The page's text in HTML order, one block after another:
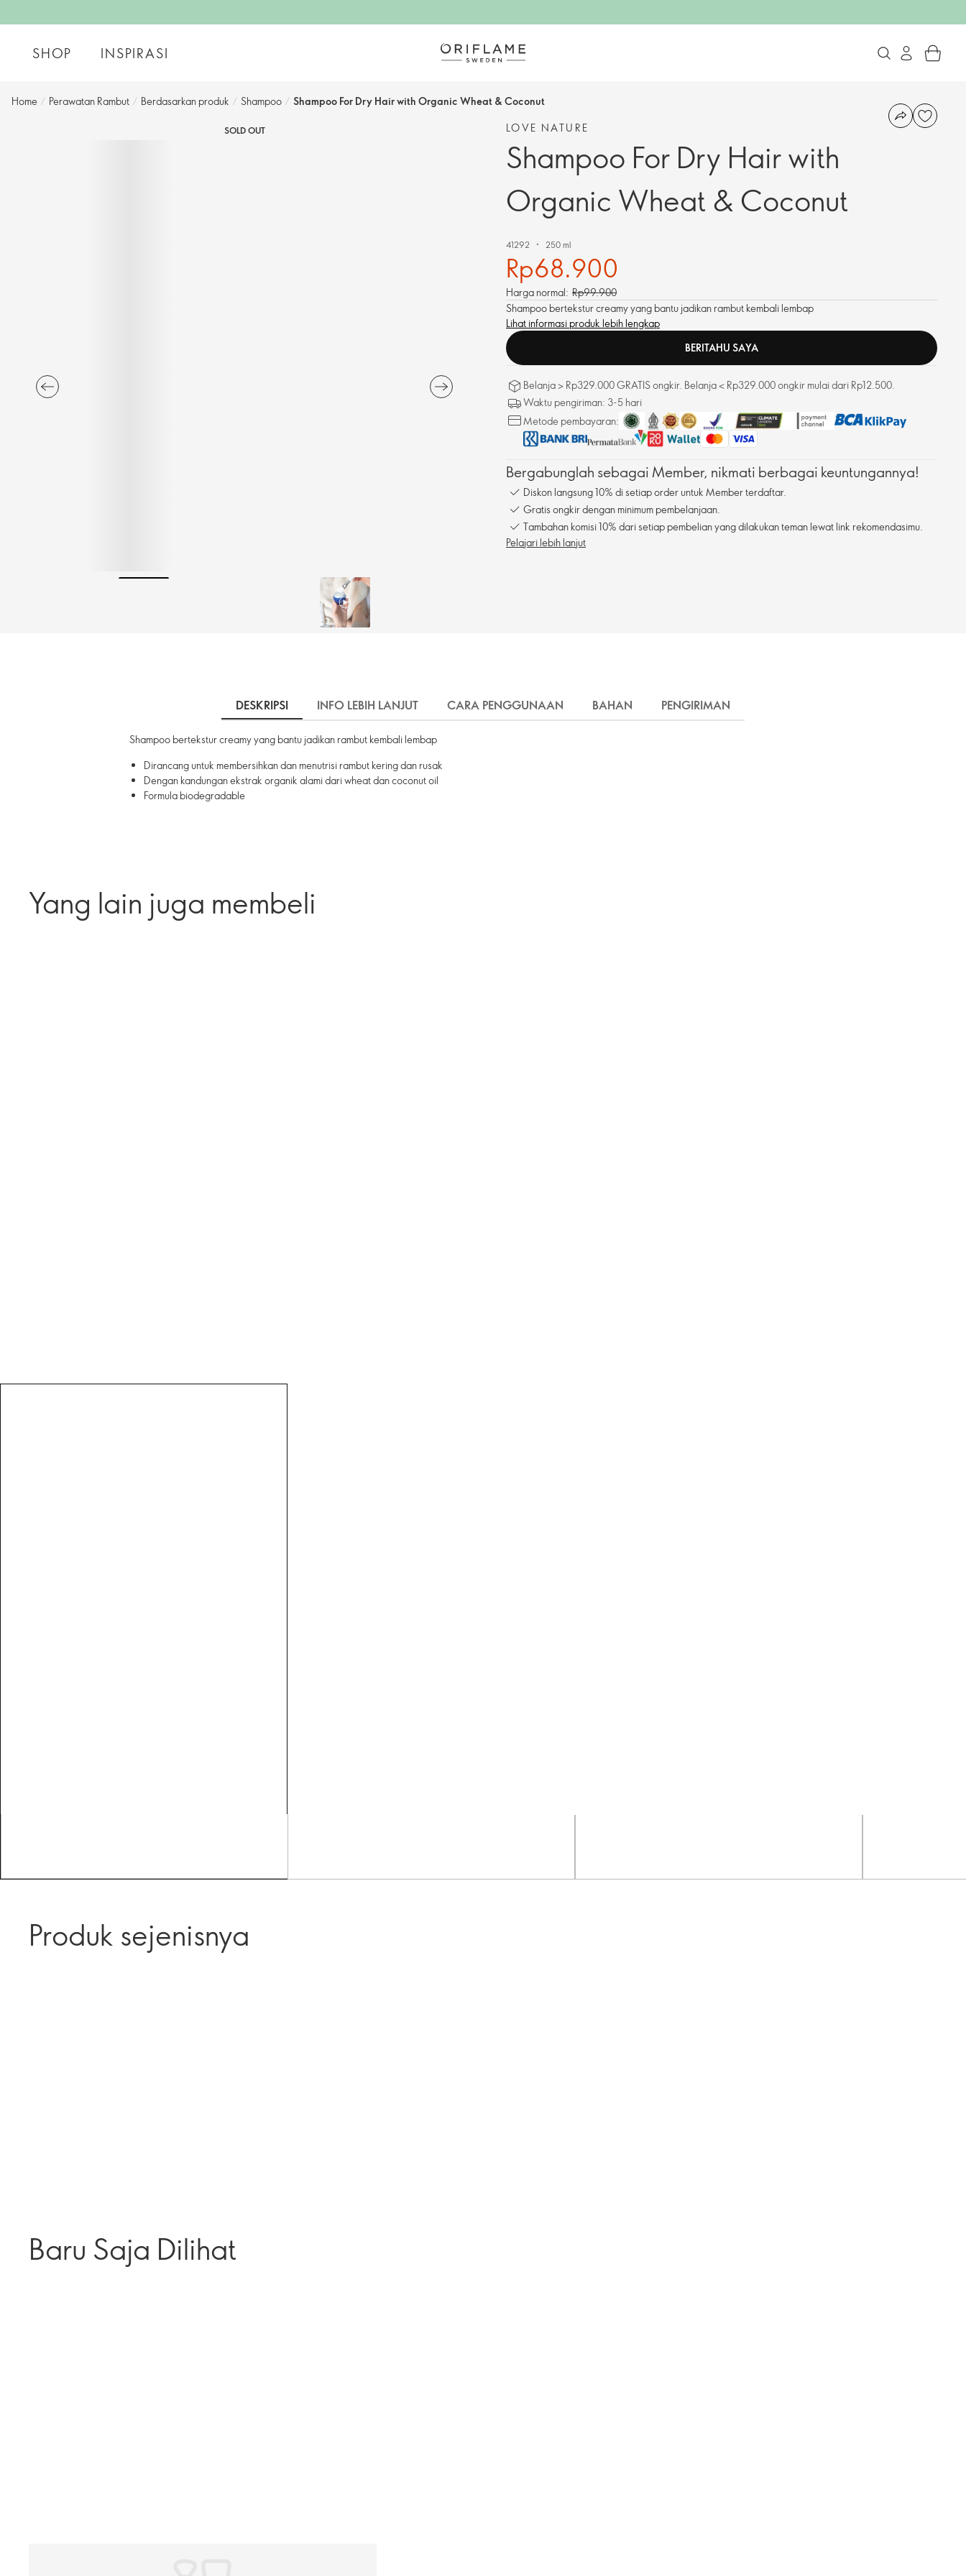
SHOP INSPIRASI
Home / Perawatan Rambut / Berdasarkan produk / Shampoo / Shampoo For Dry Hair with Organic Wheat & Coconut
SOLD OUT LOVE NATURE
Shampoo For Dry Hair with
Organic Wheat & Coconut
41292 250 ml
Rp68.900
Harga normal: Rp99.900
Shampoo bertekstur creamy yang bantu jadikan rambut kembali lembap
Lihat informasi produk lebih lengkap
BERITAHU SAYA
Belanja > Rp329.000 GRATIS ongkir. Belanja < Rp329.000 ongkir mulai dari Rp12.500.
Waktu pengiriman: 3-5 hari
Metode pembayaran:
Bergabunglah sebagai Member, nikmati berbagai keuntungannya!
Diskon langsung 10% di setiap order untuk Member terdaftar.
Gratis ongkir dengan minimum pembelanjaan.
Tambahan komisi 10% dari setiap pembelian yang dilakukan teman lewat link rekomendasimu.
Pelajari lebih lanjut
DESKRIPSI INFO LEBIH LANJUT CARA PENGGUNAAN BAHAN PENGIRIMAN
Shampoo bertekstur creamy yang bantu jadikan rambut kembali lembap
Dirancang untuk membersihkan dan menutrisi rambut kering dan rusak
Dengan kandungan ekstrak organik alami dari wheat dan coconut oil
Formula biodegradable
Yang lain juga membeli
Produk sejenisnya
Baru Saja Dilihat